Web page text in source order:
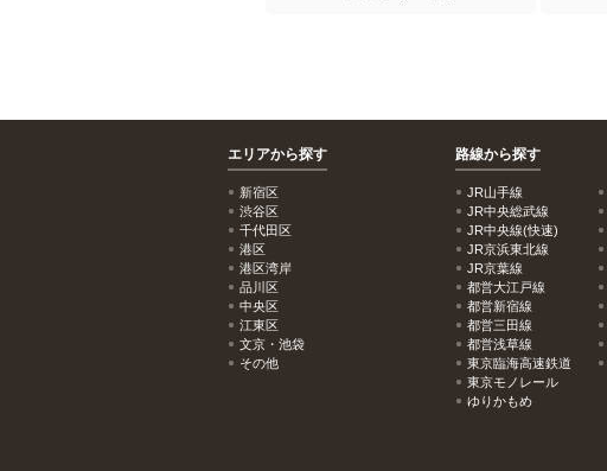
エリアから探す
新宿区
渋谷区
千代田区
港区
港区湾岸
品川区
中央区
江東区
文京・池袋
その他
路線から探す
JR山手線
JR中央総武線
JR中央線(快速)
JR京浜東北線
JR京葉線
都営大江戸線
都営新宿線
都営三田線
都営浅草線
東京臨海高速鉄道
東京モノレール
ゆりかもめ